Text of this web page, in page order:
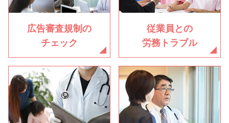
広告審査規制の
チェック
従業員との
労務トラブル